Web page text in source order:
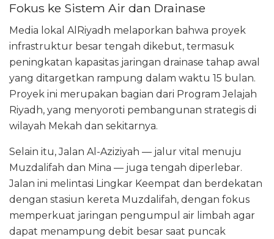
Fokus ke Sistem Air dan Drainase
Media lokal AlRiyadh melaporkan bahwa proyek
infrastruktur besar tengah dikebut, termasuk
peningkatan kapasitas jaringan drainase tahap awal
yang ditargetkan rampung dalam waktu 15 bulan.
Proyek ini merupakan bagian dari Program Jelajah
Riyadh, yang menyoroti pembangunan strategis di
wilayah Mekah dan sekitarnya.
Selain itu, Jalan Al-Aziziyah — jalur vital menuju
Muzdalifah dan Mina — juga tengah diperlebar.
Jalan ini melintasi Lingkar Keempat dan berdekatan
dengan stasiun kereta Muzdalifah, dengan fokus
memperkuat jaringan pengumpul air limbah agar
dapat menampung debit besar saat puncak